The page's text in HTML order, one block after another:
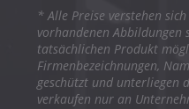
* Alle Preise verstehen
vorhandenen Abbildungen
tatsächlichen Produkt
Firmenbezeichnungen,
geschützt und unterliegen
verkaufen nur an